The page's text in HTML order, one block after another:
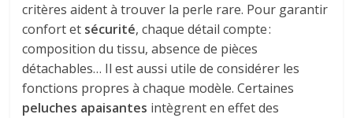
critères aident à trouver la perle rare. Pour garantir
confort et sécurité, chaque détail compte :
composition du tissu, absence de pièces
détachables… Il est aussi utile de considérer les
fonctions propres à chaque modèle. Certaines
peluches apaisantes intègrent en effet des